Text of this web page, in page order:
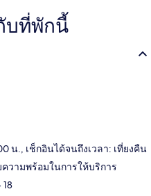
บที่พักนี้
น., เช็กอินได้จนถึงเวลา: เที่ยงคืน
วามพร้อมในการให้บริการ